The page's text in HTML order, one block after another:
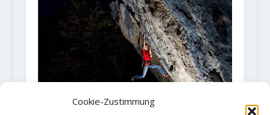
Cookie-Zustimmung